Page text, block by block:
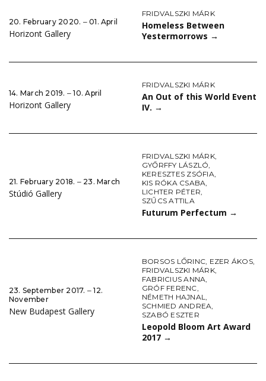
20. February 2020. ‒ 01. April
Horizont Gallery
FRIDVALSZKI MÁRK
Homeless Between
Yestermorrows →
14. March 2019. ‒ 10. April
Horizont Gallery
FRIDVALSZKI MÁRK
An Out of this World Event
IV. →
21. February 2018. ‒ 23. March
Stúdió Gallery
FRIDVALSZKI MÁRK,
GYŐRFFY LÁSZLÓ,
KERESZTES ZSÓFIA,
KIS RÓKA CSABA,
LICHTER PÉTER,
SZŰCS ATTILA
Futurum Perfectum →
23. September 2017. ‒ 12.
November
New Budapest Gallery
BORSOS LŐRINC, EZER ÁKOS,
FRIDVALSZKI MÁRK,
FABRICIUS ANNA,
GRÓF FERENC,
NÉMETH HAJNAL,
SCHMIED ANDREA,
SZABÓ ESZTER
Leopold Bloom Art Award
2017 →